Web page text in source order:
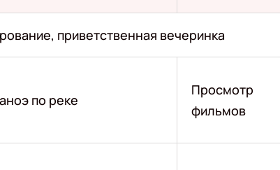
приветственная вечеринка
по реке
Просмотр
фильмов